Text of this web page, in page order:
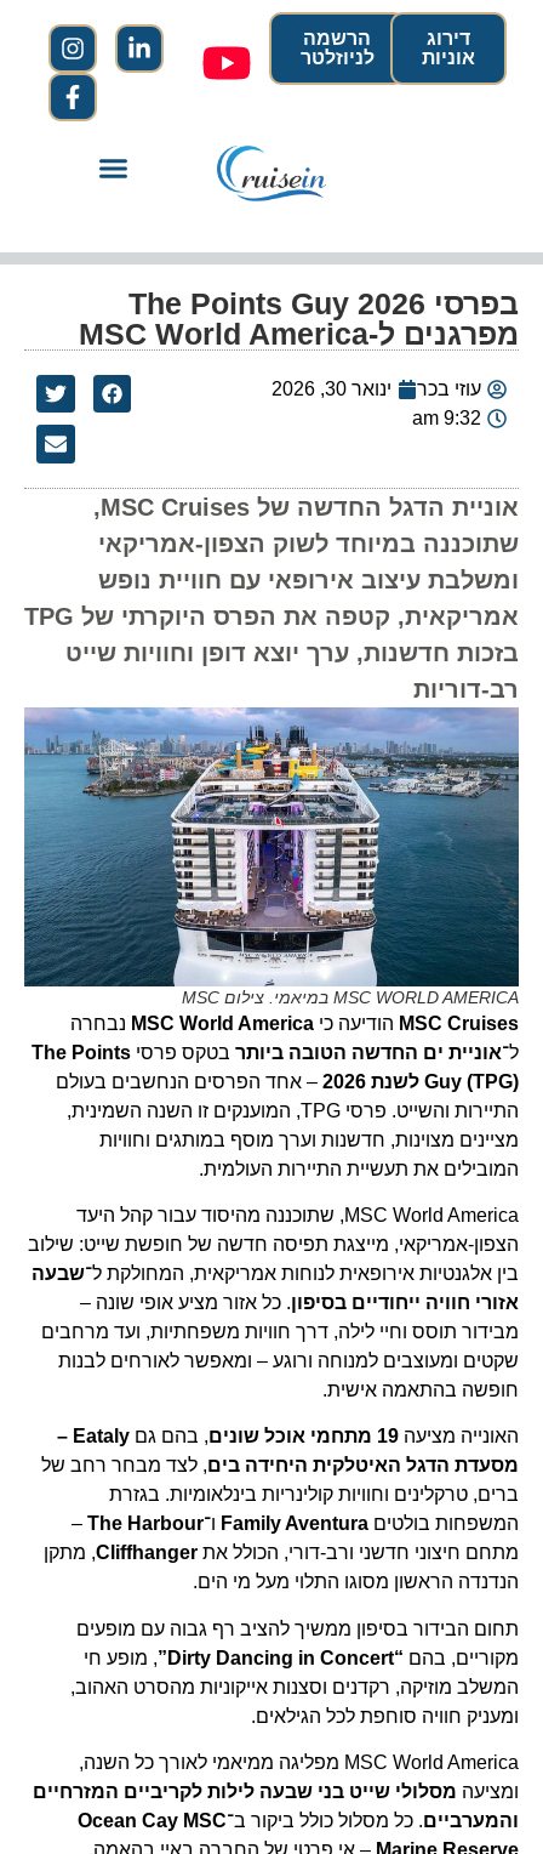
הרשמה
לניוזלטר
דירוג
אוניות
בפרסי The Points Guy 2026
מפרגנים ל-MSC World America
עוזי בכר
ינואר 30, 2026
9:32 am
אוניית הדגל החדשה של MSC Cruises,
שתוכננה במיוחד לשוק הצפון-אמריקאי
ומשלבת עיצוב אירופאי עם חוויית נופש
אמריקאית, קטפה את הפרס היוקרתי של TPG
בזכות חדשנות, ערך יוצא דופן וחוויות שייט
רב-דוריות
MSC WORLD AMERICA במיאמי. צילום MSC
MSC Cruisesהודיעה כי MSC World Americaנבחרה
אוניית ים החדשה הטובה ביותרבטקס פרסיThe Points
Guy (TPG) לשנת 2026
– אחד הפרסים הנחשבים בעולם
התיירות והשייט. פרסי TPG, המוענקים זו השנה השמינית,
מציינים מצוינות, חדשנות וערך מוסף במותגים וחוויות
המובילים את תעשיית התיירות העולמית.
MSC World America, שתוכננה מהיסוד עבור קהל היעד
הצפון-אמריקאי, מייצגת תפיסה חדשה של חופשת שייט: שילוב
בין אלגנטיות אירופאית לנוחות אמריקאית, המחולקת ל־שבעה
אזורי חוויה ייחודיים בסיפון. כל אזור מציע אופי שונה –
מבידור תוסס וחיי לילה, דרך חוויות משפחתיות, ועד מרחבים
שקטים ומעוצבים למנוחה ורוגע – ומאפשר לאורחים לבנות
חופשה בהתאמה אישית.
האונייה מציעה19 מתחמי אוכל שונים , בהם גם
Eataly –
מסעדת הדגל האיטלקית היחידה בים, לצד מבחר רחב של
ברים, טרקלינים וחוויות קולינריות בינלאומיות. בגזרת
המשפחות בולטיםFamily Aventuraו־The Harbour
–
מתחם חיצוני חדשני ורב-דורי, הכולל אתCliffhanger, מתקן
הנדנדה הראשון מסוגו התלוי מעל מי הים.
תחום הבידור בסיפון ממשיך להציב רף גבוה עם מופעים
מקוריים, בהם“Dirty Dancing in Concert”
, מופע חי
המשלב מוזיקה, רקדנים וסצנות אייקוניות מהסרט האהוב,
ומעניק חוויה סוחפת לכל הגילאים.
MSC World America מפליגה ממיאמי לאורך כל השנה,
ומציעהמסלולי שייט בני שבעה לילות לקריביים המזרחיים
והמערביים. כל מסלול כולל ביקור ב־ Ocean Cay MSC
Marine Reserve– אי פרטי של החברה באיי בהאמה,